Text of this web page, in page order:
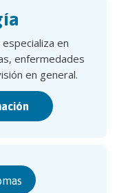
en
enfermedades
en general.